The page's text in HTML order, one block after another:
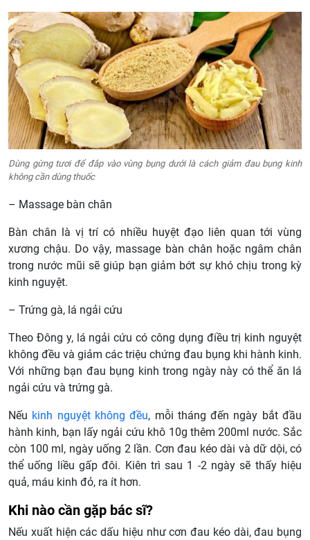
Dùng gừng tươi để đắp vào vùng bụng dưới là cách giảm đau bụng kinh
không cần dùng thuốc
– Massage bàn chân
Bàn chân là vị trí có nhiều huyệt đạo liên quan tới vùng
xương chậu. Do vậy, massage bàn chân hoặc ngâm chân
trong nước mũi sẽ giúp bạn giảm bớt sự khó chịu trong kỳ
kinh nguyệt.
– Trứng gà, lá ngải cứu
Theo Đông y, lá ngải cứu có công dụng điều trị kinh nguyệt
không đều và giảm các triệu chứng đau bụng khi hành kinh.
Với những bạn đau bụng kinh trong ngày này có thể ăn lá
ngải cứu và trứng gà.
Nếu kinh nguyệt không đều, mỗi tháng đến ngày bắt đầu
hành kinh, bạn lấy ngải cứu khô 10g thêm 200ml nước. Sắc
còn 100 ml, ngày uống 2 lần. Cơn đau kéo dài và dữ dội, có
thể uống liều gấp đôi. Kiên trì sau 1 -2 ngày sẽ thấy hiệu
quả, máu kinh đỏ, ra ít hơn.
Khi nào cần gặp bác sĩ?
Nếu xuất hiện các dấu hiệu như cơn đau kéo dài, đau bụng